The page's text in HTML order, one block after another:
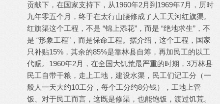
贡献下，在国家支持下，从1960年2月到1969年7月，历时
九年零五个月，终于在太行山腰修成了人工天河红旗渠。
红旗渠这个工程，不是 “锦上添花”，而是 “绝地求生”，不
是 “形象工程”，而是保命工程。据介绍，这个工程，国家
只补贴15%，其余的85%是靠林县自筹，再加民工的以工
代赈。1960年2月，在全国大饥荒最严重的时期，3万林县
民工自带干粮，走上工地，建设水渠，民工们记工分（一
般人一天大约10工分，每个工分约8分钱），工地上管
饭、对于民工而言，这既是修渠，也能饱饭，渡过饥荒。